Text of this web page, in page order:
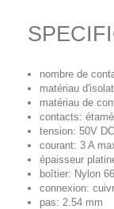
nombre de
matériau
matériau de
contacts:
tension: 50V
courant: 3 A
épaisseur
boîtier: Nylon
connexion:
pas: 2.54 mm